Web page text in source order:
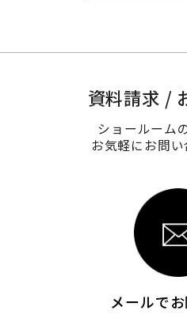
資料請求 /
ショールーム
お気軽にお問
メールで